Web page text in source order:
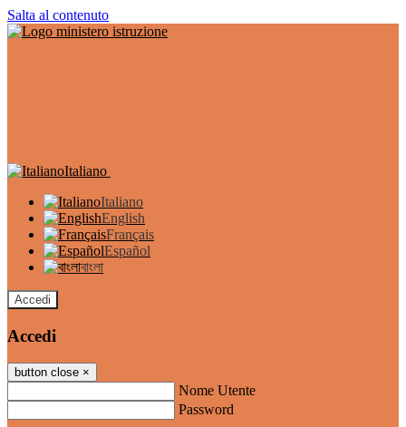
Salta al contenuto
Italiano
Italiano
English
Français
Español
বাংলা
Accedi
Accedi
button close ×
Nome Utente
Password